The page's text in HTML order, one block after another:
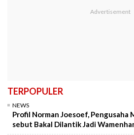
TERPOPULER
NEWS
Profil Norman Joesoef, Pengusaha
sebut Bakal Dilantik Jadi